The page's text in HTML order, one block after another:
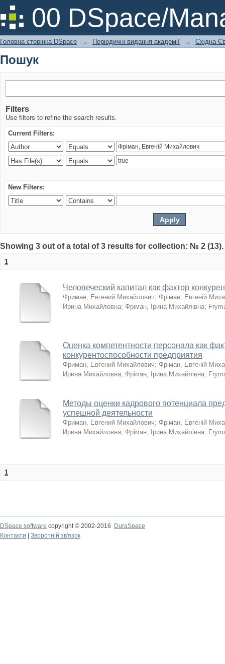
00 DSpace/
Пошук
Головна сторінка DSpace → Періодичні видання академії → Східна
Пошук
Filters
Use filters to refine the search results.
Current Filters:
New Filters:
Showing 3 out of a total of 3 results for collection: № 2 (13).
1
Человеческий капитал как фактор
Фриман, Евгений Михайлович; Фріман, Евгеній
Ирина Михайловна; Фріман, Ірина Михайлівна;
Оценка компетентности персонала как
конкурентоспособности предприятия
Фриман, Евгений Михайлович; Фріман, Евгеній
Ирина Михайловна; Фріман, Ірина Михайлівна;
Методы оценки кадрового потенциала
успешной деятельности
Фриман, Евгений Михайлович; Фріман, Евгеній
Ирина Михайловна; Фріман, Ірина Михайлівна;
1
DSpace software copyright © 2002-2016
DuraSpace
Контакти
Зворотній зв'язок